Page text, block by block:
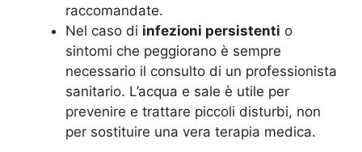
raccomandate.
Nel caso di infezioni persistenti o
sintomi che peggiorano è sempre
necessario il consulto di un professionista
sanitario. L’acqua e sale è utile per
prevenire e trattare piccoli disturbi, non
per sostituire una vera terapia medica.